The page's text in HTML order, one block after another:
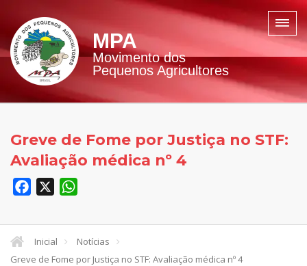
MPA
Movimento dos
Pequenos Agricultores
Greve de Fome por Justiça no STF:
Avaliação médica nº 4
Facebook
Inicial
Notícias
Greve de Fome por Justiça no STF: Avaliação médica nº 4